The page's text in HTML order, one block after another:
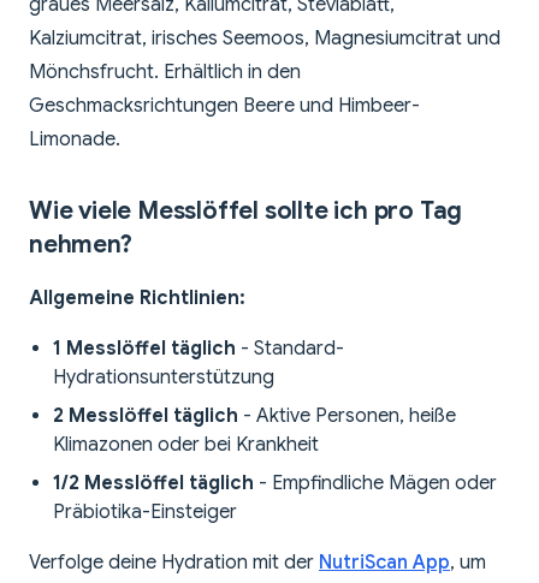
graues Meersalz, Kaliumcitrat, Steviablatt,
Kalziumcitrat, irisches Seemoos, Magnesiumcitrat und
Mönchsfrucht. Erhältlich in den
Geschmacksrichtungen Beere und Himbeer-
Limonade.
Wie viele Messlöffel sollte ich pro Tag
nehmen?
Allgemeine Richtlinien:
1 Messlöffel täglich - Standard-
Hydrationsunterstützung
2 Messlöffel täglich - Aktive Personen, heiße
Klimazonen oder bei Krankheit
1/2 Messlöffel täglich - Empfindliche Mägen oder
Präbiotika-Einsteiger
Verfolge deine Hydration mit der NutriScan App, um